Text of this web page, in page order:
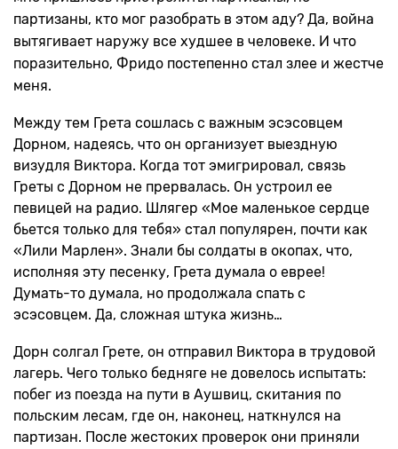
партизаны, кто мог разобрать в этом аду? Да, война
вытягивает наружу все худшее в человеке. И что
поразительно, Фридо постепенно стал злее и жестче
меня.
Между тем Грета сошлась с важным эсэсовцем
Дорном, надеясь, что он организует выездную
визудля Виктора. Когда тот эмигрировал, связь
Греты с Дорном не прервалась. Он устроил ее
певицей на радио. Шлягер «Мое маленькое сердце
бьется только для тебя» стал популярен, почти как
«Лили Марлен». Знали бы солдаты в окопах, что,
исполняя эту песенку, Грета думала о еврее!
Думать-то думала, но продолжала спать с
эсэсовцем. Да, сложная штука жизнь…
Дорн солгал Грете, он отправил Виктора в трудовой
лагерь. Чего только бедняге не довелось испытать:
побег из поезда на пути в Аушвиц, скитания по
польским лесам, где он, наконец, наткнулся на
партизан. После жестоких проверок они приняли